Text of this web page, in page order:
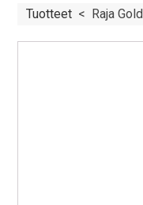
Tuotteet < Raja Gold